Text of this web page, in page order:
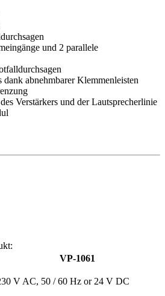
und 2 parallele
dank abnehmbarer Klemmenleisten
Verstärkers und der Lautsprecherlinie
VP-1061
V AC, 50 / 60 Hz or 24 V DC